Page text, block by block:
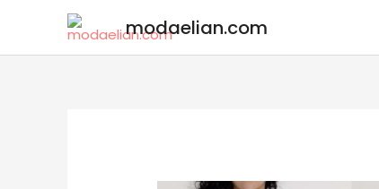
modaelian.com